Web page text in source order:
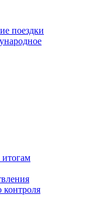
поездки